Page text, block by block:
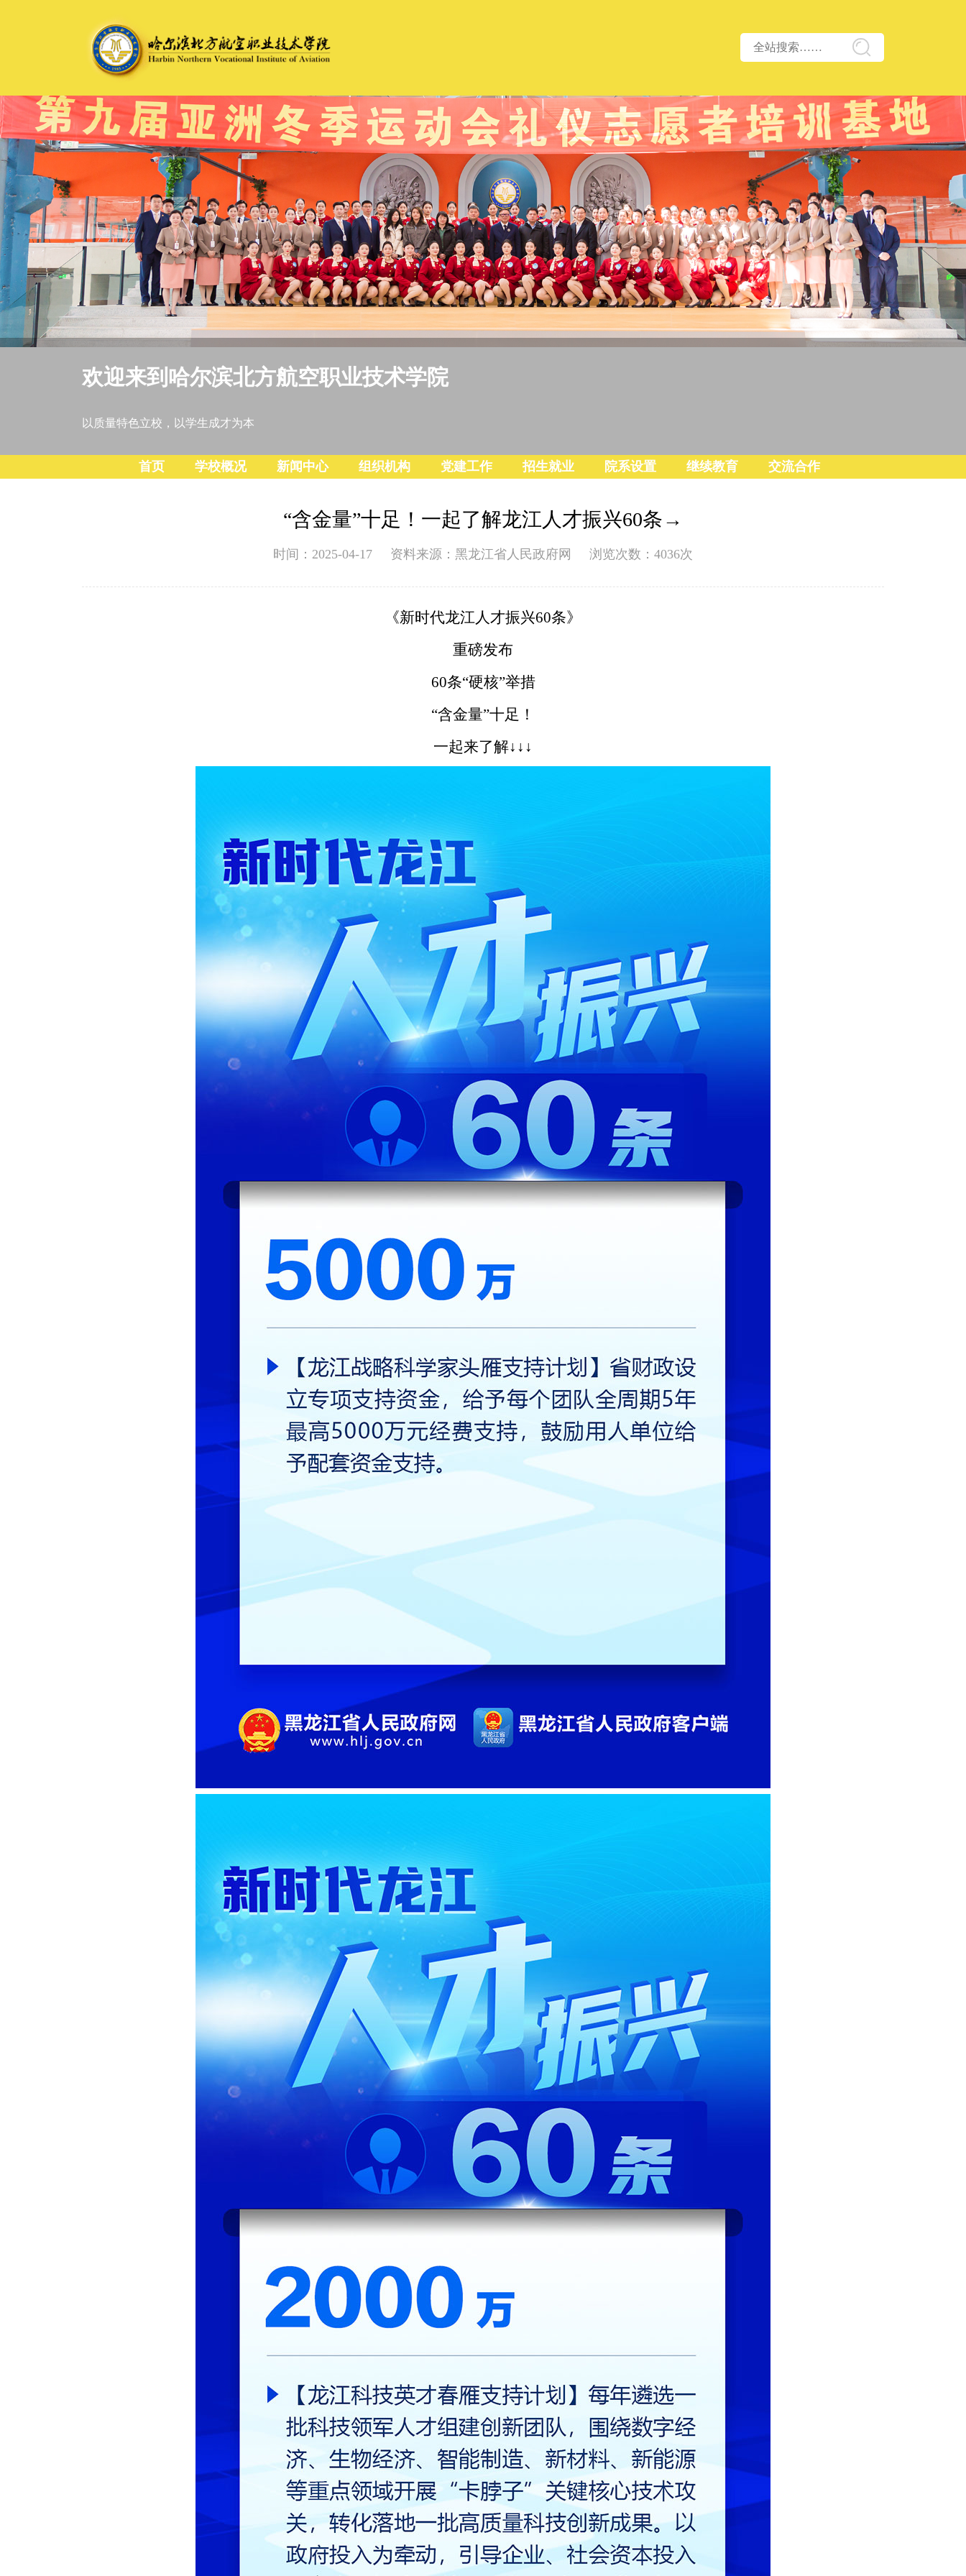
欢迎来到哈尔滨北方航空职业技术学院
以质量特色立校，以学生成才为本
首页 学校概况 新闻中心 组织机构 党建工作 招生就业 院系设置 继续教育 交流合作
“含金量”十足！一起了解龙江人才振兴60条→
时间：2025-04-17 资料来源：黑龙江省人民政府网 浏览次数： 4036次
《新时代龙江人才振兴60条》
重磅发布
60条“硬核”举措
“含金量”十足！
一起来了解↓↓↓